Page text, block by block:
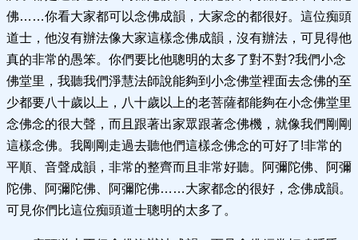
佛……你看大家都可以念佛成韻，大家念的都很好。這位痴頭
道士，他沒有辦法像大家這樣念佛成韻，沒有辦法，可見得他
真的非常的愚笨。你們要比他聰明的太多了對不對?我們小念
佛堂里，我聽我們淨慧法師說能夠到小念佛堂裡面去念佛的至
少都要八十歲以上，八十歲以上的老菩薩都能夠在小念佛堂里
念佛念的很大聲，而且跟著出家眾跟著念佛機，就像我們剛剛
這樣念佛。我剛剛走過去聽他們這樣念佛念的可好了!非常的
平順、音聲成韻，非常的整齊而且非常好聽。阿彌陀佛、阿彌
陀佛、阿彌陀佛、阿彌陀佛……大家都念的很好，念佛成韻。
可見你們比這位痴頭道士聰明的太多了。